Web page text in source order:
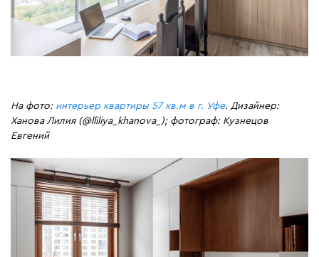
На фото: интерьер квартиры 57 кв.м в г. Уфе. Дизайнер:
Ханова Лилия (@lliliya_khanova_); фотограф: Кузнецов
Евгений